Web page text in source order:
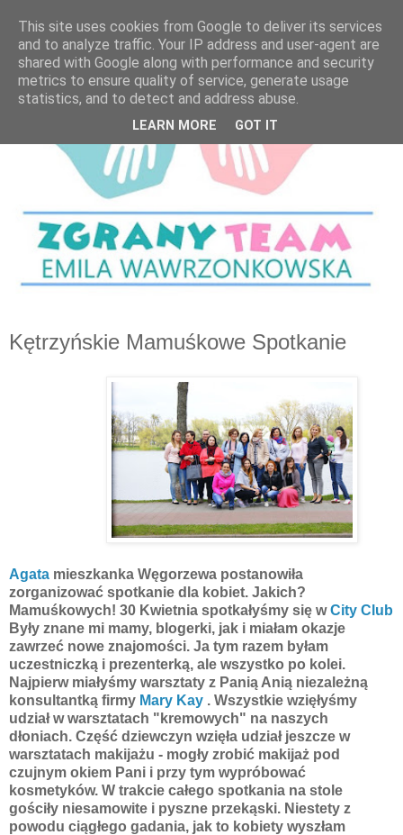
Kętrzyńskie Mamuśkowe Spotkanie
Agata mieszkanka Węgorzewa postanowiła
zorganizować spotkanie dla kobiet. Jakich?
Mamuśkowych! 30 Kwietnia spotkałyśmy się wCity Club
Były znane mi mamy, blogerki, jak i miałam okazje
zawrzeć nowe znajomości. Ja tym razem byłam
uczestniczką i prezenterką, ale wszystko po kolei.
Najpierw miałyśmy warsztaty z Panią Anią niezależną
konsultantką firmy Mary Kay . Wszystkie wzięłyśmy
udział w warsztatach "kremowych" na naszych
dłoniach. Część dziewczyn wzięła udział jeszcze w
warsztatach makijażu - mogły zrobić makijaż pod
czujnym okiem Pani i przy tym wypróbować
kosmetyków. W trakcie całego spotkania na stole
gościły niesamowite i pyszne przekąski. Niestety z
powodu ciągłego gadania, jak to kobiety wyszłam
This site uses cookies from Google to deliver its services
and to analyze traffic. Your IP address and user-agent are
shared with Google along with performance and security
metrics to ensure quality of service, generate usage
statistics, and to detect and address abuse.
LEARN MORE GOT IT